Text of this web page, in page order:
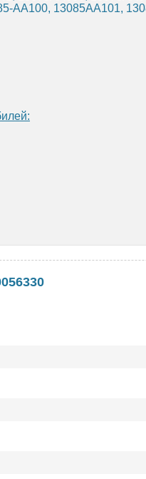
AA100, 13085AA101,